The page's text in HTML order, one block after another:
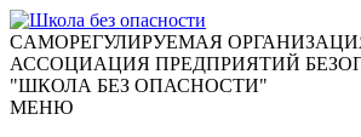
CАМОРЕГУЛИРУЕМАЯ
АССОЦИАЦИЯ ПРЕДПРИЯТИЙ
"ШКОЛА БЕЗ ОПАСНОСТИ"
МЕНЮ